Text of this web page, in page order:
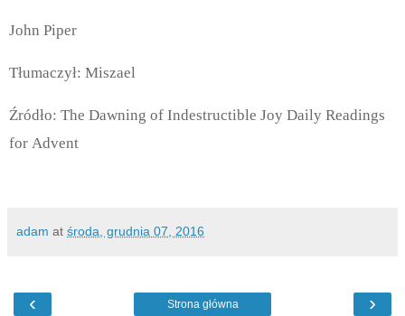
John Piper
Tłumaczył: Miszael
Źródło: The Dawning of Indestructible Joy Daily Readings
for Advent
adam at środa, grudnia 07, 2016
‹ ›
Strona główna